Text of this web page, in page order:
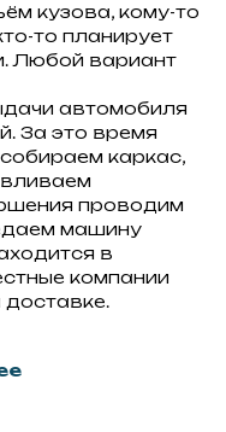
кузова, кому-то
то планирует
Любой вариант
автомобиля
За это время
каркас,
проводим
машину
в
компании
доставке.